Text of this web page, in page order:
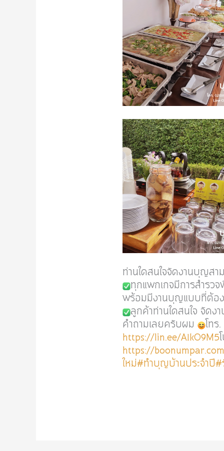
ท่านใดสนใจจัดงานบุญส
ทุกแพกเกจมีการสำรว
พร้อมมีงานบุญแบบที่ต้อ
ลูกค้าท่านใดสนใจ จัด
คำถามเลยครับผม โทร
https://lin.ee/A1kO9M5
https://
ใหม่#ทำบุญบ้านประจำปี